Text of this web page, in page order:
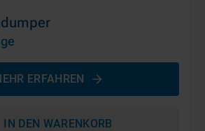
ERFAHREN
IN DEN WARENKORB